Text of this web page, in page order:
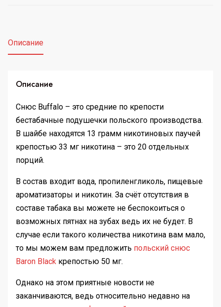
Описание
Описание
Снюс Buffalo – это средние по крепости
бестабачные подушечки польского производства.
В шайбе находятся 13 грамм никотиновых паучей
крепостью 33 мг никотина – это 20 отдельных
порций.
В состав входит вода, пропиленгликоль, пищевые
ароматизаторы и никотин. За счёт отсутствия в
составе табака вы можете не беспокоиться о
возможных пятнах на зубах ведь их не будет. В
случае если такого количества никотина вам мало,
то мы можем вам предложить польский снюс
Baron Black крепостью 50 мг.
Однако на этом приятные новости не
заканчиваются, ведь относительно недавно на